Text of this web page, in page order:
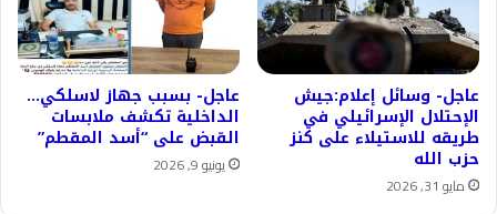
عاجل- وسائل إعلام:جيش
الإحتلال الإسرائيلي في
طريقه للاستيلاء على كنز
حزب الله
مايو 31, 2026
عاجل- بسبب جهاز لاسلكي…
الداخلية تكشف ملابسات
القبض على “أسد المقطم”
يونيو 9, 2026